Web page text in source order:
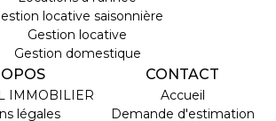
locative saisonnière
Gestion locative
Gestion domestique
IMMOBILIER
légales
CONTACT
Accueil
Demande d'estimation